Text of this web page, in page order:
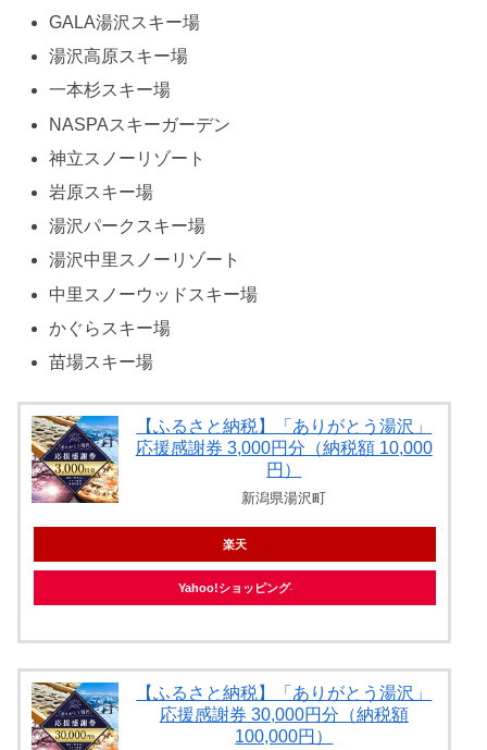
GALA湯沢スキー場
湯沢高原スキー場
一本杉スキー場
NASPAスキーガーデン
神立スノーリゾート
岩原スキー場
湯沢パークスキー場
湯沢中里スノーリゾート
中里スノーウッドスキー場
かぐらスキー場
苗場スキー場
【ふるさと納税】「ありがとう湯沢」
応援感謝券 3,000円分（納税額 10,000
円）
新潟県湯沢町
楽天
Yahoo!ショッピング
【ふるさと納税】「ありがとう湯沢」
応援感謝券 30,000円分（納税額
100,000円）